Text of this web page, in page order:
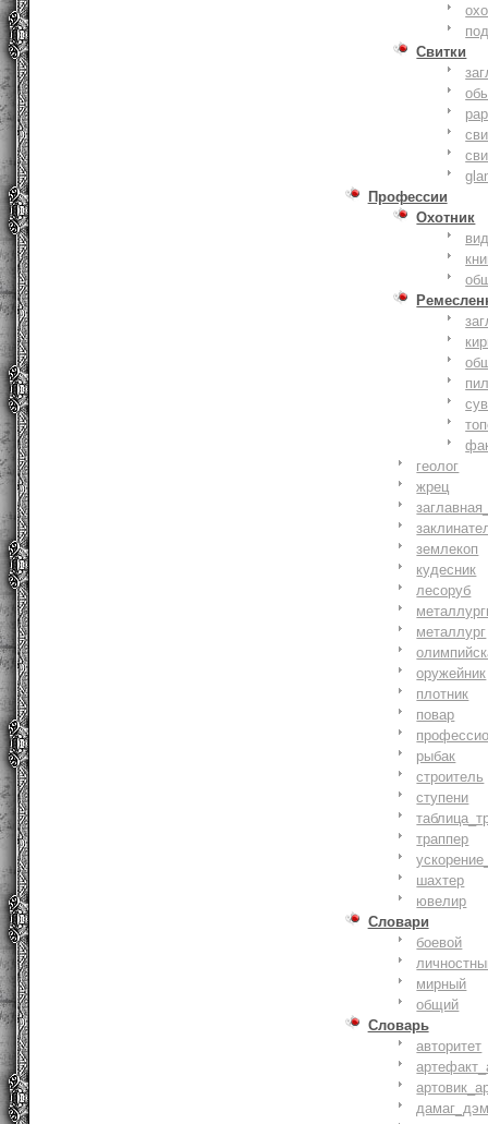
Свитки
Профессии
Охотник
геолог
жрец
землекоп
кудесник
лесоруб
металлург
оружейник
плотник
повар
рыбак
строитель
ступени
траппер
шахтер
ювелир
Словари
боевой
мирный
общий
Словарь
авторитет